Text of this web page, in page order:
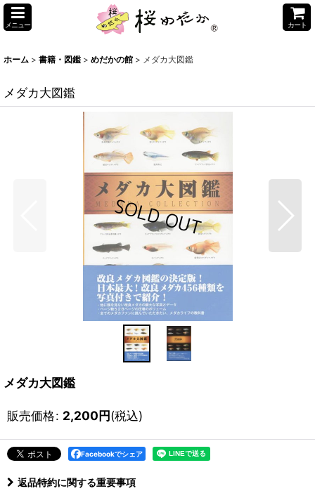
メニュー カート
ホーム > 書籍・図鑑 > めだかの館 > メダカ大図鑑
メダカ大図鑑
メダカ大図鑑
販売価格: 2,200円(税込)
Facebookでシェア
返品特約に関する重要事項